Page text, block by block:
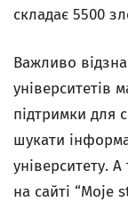
складає 5500
Важливо
університетів
підтримки для
шукати
університету.
на сайті “Moje